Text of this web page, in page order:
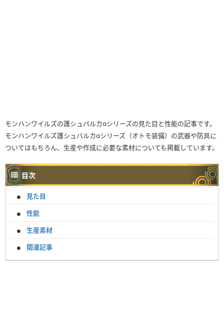
モンハンワイルズの護シュバルカαシリーズの見た目と性能の記事です。
モンハンワイルズ護シュバルカαシリーズ（オトモ装備）の武器や防具に
ついてはもちろん、生産や作成に必要な素材についても掲載しています。
目次
見た目
性能
生産素材
関連記事